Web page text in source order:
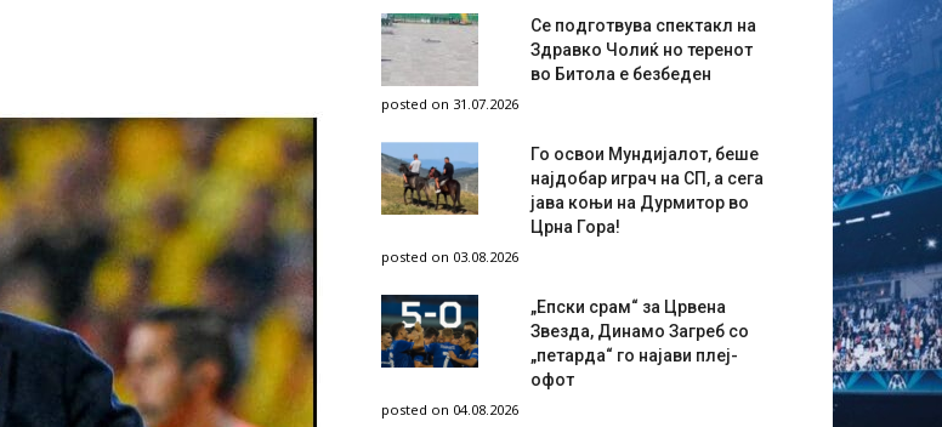
Се подготвува спектакл на
Здравко Чолиќ но теренот
во Битола е безбеден
posted on 31.07.2026
Го освои Мундијалот, беше
најдобар играч на СП, а сега
јава коњи на Дурмитор во
Црна Гора!
posted on 03.08.2026
„Епски срам“ за Црвена
Звезда, Динамо Загреб со
„петарда“ го најави плеј-
офот
posted on 04.08.2026